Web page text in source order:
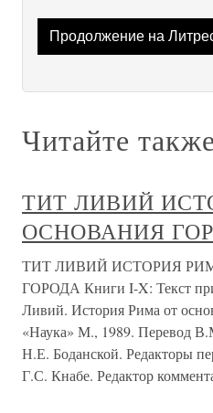
Продолжение на
Читайте также
ТИТ ЛИВИЙ
ОСНОВАНИЯ
ТИТ ЛИВИЙ ИСТОРИЯ
ГОРОДА Книги I-X: Текст
Ливий. История Рима от
«Наука» М., 1989. Перевод
Н.Е. Боданской. Редакторы
Г.С. Кнабе. Редактор